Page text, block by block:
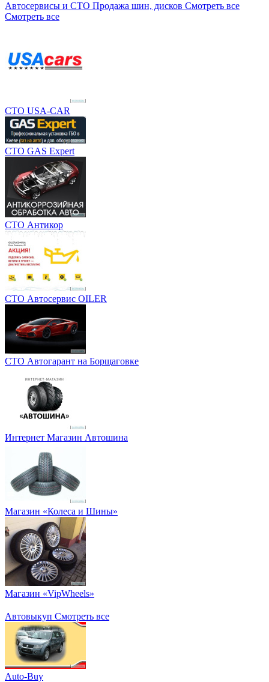
Автосервисы и СТО Продажа шин, дисков Смотреть все
Смотреть все
СТО USA-CAR
СТО GAS Expert
СТО Антикор
СТО Автосервис OILER
СТО Автогарант на Борщаговке
Интернет Магазин Автошина
Магазин «Колеса и Шины»
Магазин «VipWheels»
Автовыкуп Смотреть все
Auto-Buy